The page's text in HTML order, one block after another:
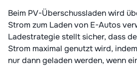
Beim PV-Überschussladen wird
Strom zum Laden von E-Autos
Ladestrategie stellt sicher, dass
Strom maximal genutzt wird,
nur dann geladen werden, wenn